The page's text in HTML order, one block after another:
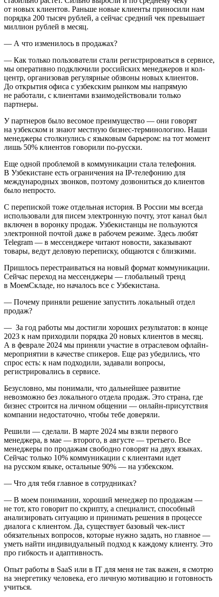
от новых клиентов. Раньше новые клиенты приносили нам
порядка 200 тысяч рублей, а сейчас средний чек превышает
миллион рублей в месяц.
— А что изменилось в продажах?
— Как только пользователи стали регистрироваться в сервисе,
мы оперативно подключили российских менеджеров и кол-
центр, организовав регулярные обзвоны новых клиентов.
До открытия офиса с узбекским рынком мы напрямую
не работали, с клиентами взаимодействовали только
партнеры.
У партнеров было весомое преимущество — они говорят
на узбекском и знают местную бизнес-терминологию. Наши
менеджеры столкнулись с языковым барьером: на тот момент
лишь 50% клиентов говорили по-русски.
Еще одной проблемой в коммуникации стала телефония.
В Узбекистане есть ограничения на IP-телефонию для
международных звонков, поэтому дозвониться до клиентов
было непросто.
С перепиской тоже отдельная история. В России мы всегда
использовали для писем электронную почту, этот канал был
включен в воронку продаж. Узбекистанцы не пользуются
электронной почтой даже в рабочем режиме. Здесь любят
Telegram — в мессенджере читают новости, заказывают
товары, ведут деловую переписку, общаются с близкими.
Пришлось перестраиваться на новый формат коммуникации.
Сейчас переход на мессенджеры — глобальный тренд
в МоемСкладе, но началось все с Узбекистана.
— Почему приняли решение запустить локальный отдел
продаж?
— За год работы мы достигли хороших результатов: в конце
2023 к нам приходили порядка 20 новых клиентов в месяц.
А в феврале 2024 мы приняли участие в отраслевом офлайн-
мероприятии в качестве спикеров. Еще раз убедились, что
спрос есть: к нам подходили, задавали вопросы,
регистрировались в сервисе.
Безусловно, мы понимали, что дальнейшее развитие
невозможно без локального отдела продаж. Это страна, где
бизнес строится на личном общении — онлайн-присутствия
компании недостаточно, чтобы тебе доверяли.
Решили — сделали. В марте 2024 мы взяли первого
менеджера, в мае — второго, в августе — третьего. Все
менеджеры по продажам свободно говорят на двух языках.
Сейчас только 10% коммуникации с клиентами идет
на русском языке, остальные 90% — на узбекском.
— Что для тебя главное в сотрудниках?
— В моем понимании, хороший менеджер по продажам —
не тот, кто говорит по скрипту, а специалист, способный
анализировать ситуацию и принимать решения в процессе
диалога с клиентом. Да, существует базовый чек-лист
обязательных вопросов, которые нужно задать, но главное —
уметь найти индивидуальный подход к каждому клиенту. Это
про гибкость и адаптивность.
Опыт работы в SaaS или в IT для меня не так важен, я смотрю
на энергетику человека, его личную мотивацию и готовность
учиться.